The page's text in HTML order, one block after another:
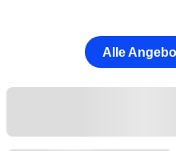
Alle